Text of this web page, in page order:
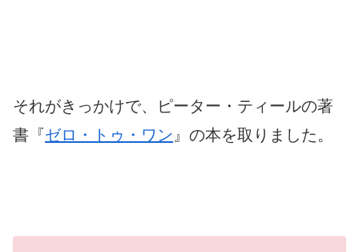
それがきっかけで、ピーター・ティールの著
書『ゼロ・トゥ・ワン 』の本を取りました。